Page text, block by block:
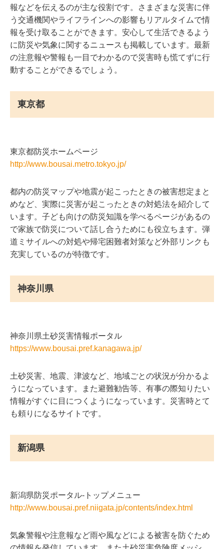
報などを伝えるのが主な役割です。さまざまな災害に伴
う交通機関やライフラインへの影響もリアルタイムで情
報を受け取ることができます。安心して生活できるよう
に防災や気象に関するニュースも掲載しています。最新
の注意報や警報も一目でわかるので災害時も慌てずに行
動することができるでしょう。
東京都
東京都防災ホームページ
http://www.bousai.metro.tokyo.jp/
都内の防災マップや地震が起こったときの被害想定まと
めなど、実際に災害が起こったときの対処法を紹介して
います。子ども向けの防災知識を学べるページがあるの
で家族で防災について話し合うためにも役立ちます。弾
道ミサイルへの対処や帰宅困難者対策など外部リンクも
充実しているのが特徴です。
神奈川県
神奈川県土砂災害情報ポータル
https://www.bousai.pref.kanagawa.jp/
土砂災害、地震、津波など、地域ごとの状況が分かるよ
うになっています。また避難勧告等、有事の際知りたい
情報がすぐに目につくようになっています。災害時とて
も頼りになるサイトです。
新潟県
新潟県防災ポータル-トップメニュー
http://www.bousai.pref.niigata.jp/contents/index.html
気象警報や注意報など雨や風などによる被害を防ぐため